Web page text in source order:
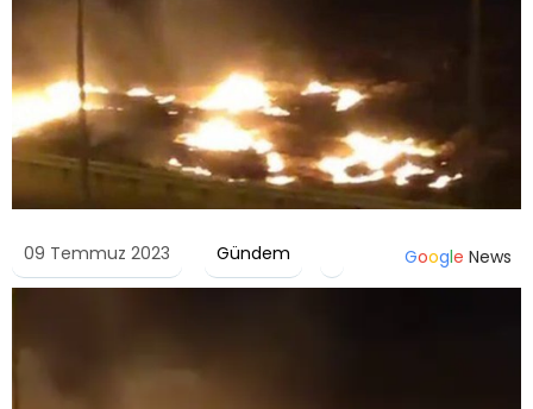
09 Temmuz 2023 Gündem Google News